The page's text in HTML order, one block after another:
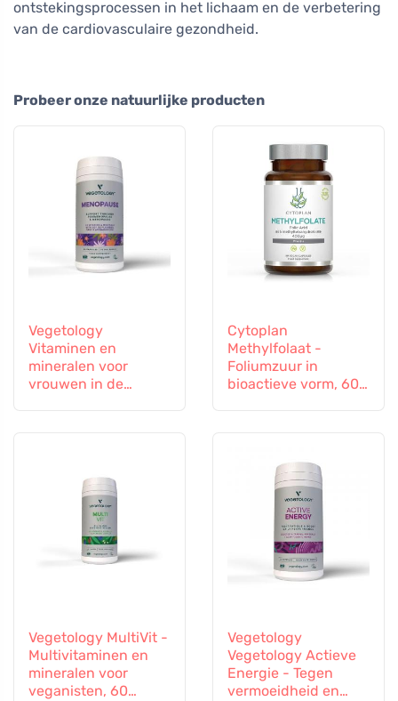
ontstekingsprocessen in het lichaam en de verbetering
van de cardiovasculaire gezondheid.
Probeer onze natuurlijke producten
Vegetology
Vitaminen en
mineralen voor
vrouwen in de
Cytoplan
Methylfolaat -
Foliumzuur in
bioactieve vorm, 60
Vegetology MultiVit -
Multivitaminen en
mineralen voor
veganisten, 60
Vegetology
Vegetology Actieve
Energie - Tegen
vermoeidheid en